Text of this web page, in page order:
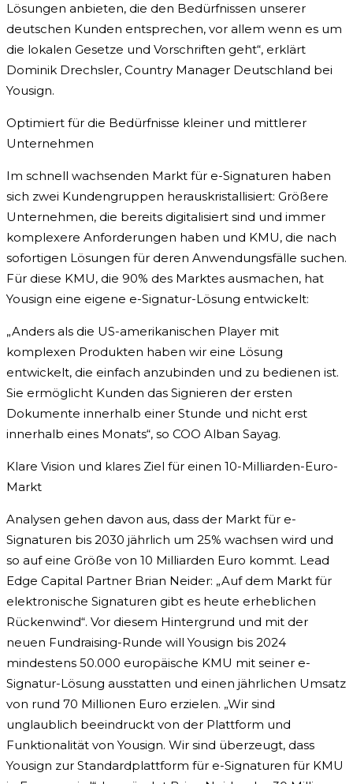
Lösungen anbieten, die den Bedürfnissen unserer
deutschen Kunden entsprechen, vor allem wenn es um
die lokalen Gesetze und Vorschriften geht“, erklärt
Dominik Drechsler, Country Manager Deutschland bei
Yousign.
Optimiert für die Bedürfnisse kleiner und mittlerer
Unternehmen
Im schnell wachsenden Markt für e-Signaturen haben
sich zwei Kundengruppen herauskristallisiert: Größere
Unternehmen, die bereits digitalisiert sind und immer
komplexere Anforderungen haben und KMU, die nach
sofortigen Lösungen für deren Anwendungsfälle suchen.
Für diese KMU, die 90% des Marktes ausmachen, hat
Yousign eine eigene e-Signatur-Lösung entwickelt:
„Anders als die US-amerikanischen Player mit
komplexen Produkten haben wir eine Lösung
entwickelt, die einfach anzubinden und zu bedienen ist.
Sie ermöglicht Kunden das Signieren der ersten
Dokumente innerhalb einer Stunde und nicht erst
innerhalb eines Monats“, so COO Alban Sayag.
Klare Vision und klares Ziel für einen 10-Milliarden-Euro-
Markt
Analysen gehen davon aus, dass der Markt für e-
Signaturen bis 2030 jährlich um 25% wachsen wird und
so auf eine Größe von 10 Milliarden Euro kommt. Lead
Edge Capital Partner Brian Neider: „Auf dem Markt für
elektronische Signaturen gibt es heute erheblichen
Rückenwind“. Vor diesem Hintergrund und mit der
neuen Fundraising-Runde will Yousign bis 2024
mindestens 50.000 europäische KMU mit seiner e-
Signatur-Lösung ausstatten und einen jährlichen Umsatz
von rund 70 Millionen Euro erzielen. „Wir sind
unglaublich beeindruckt von der Plattform und
Funktionalität von Yousign. Wir sind überzeugt, dass
Yousign zur Standardplattform für e-Signaturen für KMU